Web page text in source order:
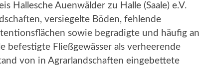
Hallesche Auenwälder zu Halle (Saale) e.V.
versiegelte Böden, fehlende
sowie begradigte und häufig an
befestigte Fließgewässer als verheerende
von in Agrarlandschaften eingebettete